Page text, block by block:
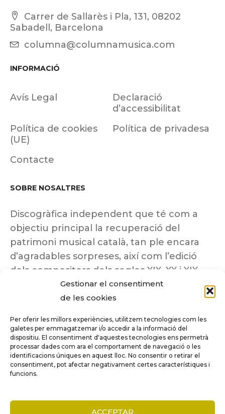
Gestionar el consentiment
de les cookies
Per oferir les millors experiències, utilitzem tecnologies com les
galetes per emmagatzemar i/o accedir a la informació del
dispositiu. El consentiment d'aquestes tecnologies ens permetrà
processar dades com ara el comportament de navegació o les
identificacions úniques en aquest lloc. No consentir o retirar el
consentiment, pot afectar negativament certes característiques i
funcions.
ACCEPTAR
Carrer de Sallarès i Pla, 131, 08202
Sabadell, Barcelona
columna@columnamusica.com
INFORMACIÓ
Avís Legal
Declaració
d’accessibilitat
Política de cookies
(UE)
Política de privadesa
Contacte
SOBRE NOSALTRES
Discogràfica independent que té com a
objectiu principal la recuperació del
patrimoni musical català, tan ple encara
d’agradables sorpreses, així com l’edició
dels compositors dels segles XIX, XX i XIX
insuficientment coneguts.
Tots els drets reservats a ©Columna
Música.
COMPARE (0)